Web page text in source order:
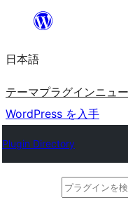
を
ッ
プ
日本語
テーマプラグインニュ
WordPress を入手
Plugin Directory
プ